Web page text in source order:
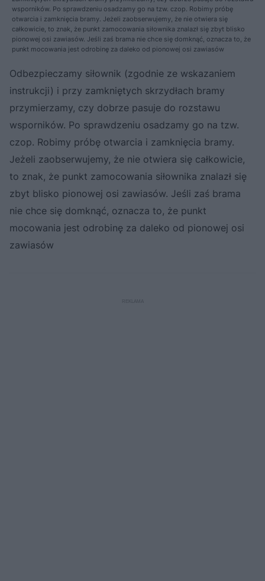
wsporników. Po sprawdzeniu osadzamy go na tzw. czop. Robimy próbę
otwarcia i zamknięcia bramy. Jeżeli zaobserwujemy, że nie otwiera się
całkowicie, to znak, że punkt zamocowania siłownika znalazł się zbyt blisko
pionowej osi zawiasów. Jeśli zaś brama nie chce się domknąć, oznacza to, że
punkt mocowania jest odrobinę za daleko od pionowej osi zawiasów
Odbezpieczamy siłownik (zgodnie ze wskazaniem
instrukcji) i przy zamkniętych skrzydłach bramy
przymierzamy, czy dobrze pasuje do rozstawu
wsporników. Po sprawdzeniu osadzamy go na tzw.
czop. Robimy próbę otwarcia i zamknięcia bramy.
Jeżeli zaobserwujemy, że nie otwiera się całkowicie,
to znak, że punkt zamocowania siłownika znalazł się
zbyt blisko pionowej osi zawiasów. Jeśli zaś brama
nie chce się domknąć, oznacza to, że punkt
mocowania jest odrobinę za daleko od pionowej osi
zawiasów